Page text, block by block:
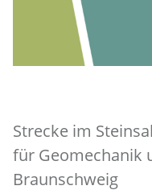
Strecke im
für Geomechanik
Braunschweig